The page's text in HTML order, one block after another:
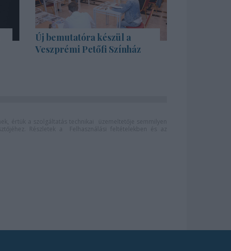
Új bemutatóra készül a
Veszprémi Petőfi Színház